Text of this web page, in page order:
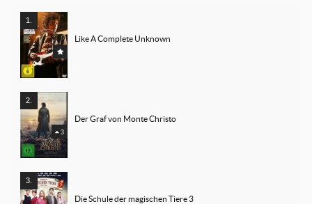
Like A Complete Unknown
3
Der Graf von Monte Christo
Die Schule der magischen Tiere 3